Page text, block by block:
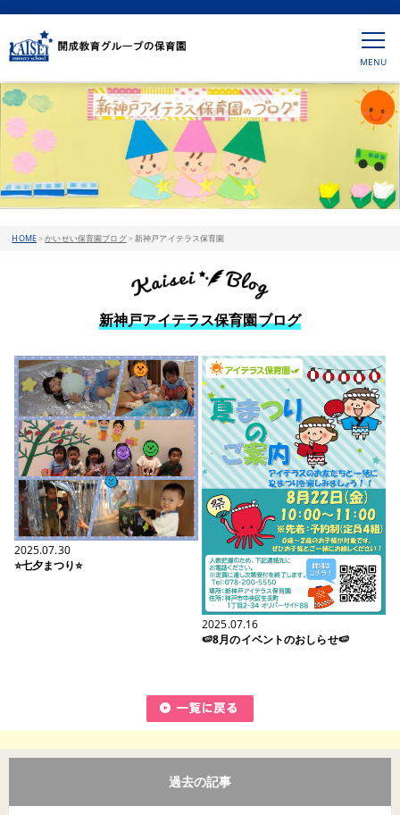
HOME>かいせい保育園ブログ>新神戸アイテラス保育園
新神戸アイテラス保育園ブログ
2025.07.30
⭐七夕まつり⭐
2025.07.16
🍉8月のイベントのおしらせ🍉
過去の記事